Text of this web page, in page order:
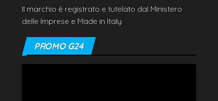
Il marchio è registrato e tutelato dal Ministero
delle Imprese e Made in Italy
PROMO G24